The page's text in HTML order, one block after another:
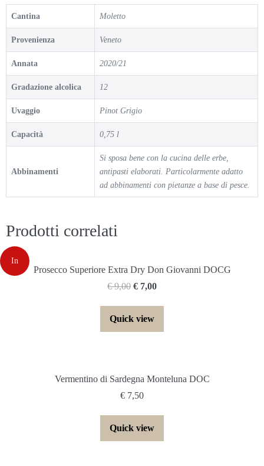
Cantina Moletto
Provenienza Veneto
Annata 2020/21
Gradazione alcolica 12
Uvaggio Pinot Grigio
Capacità 0,75 l
Abbinamenti
Si sposa bene con la cucina delle erbe,
antipasti elaborati. Particolarmente adatto
ad abbinamenti con pietanze a base di pesce.
Prodotti correlati
In
Prosecco Superiore Extra Dry Don Giovanni DOCG
€9,00 € 7,00
Quick view
Vermentino di Sardegna Monteluna DOC
€ 7,50
Quick view